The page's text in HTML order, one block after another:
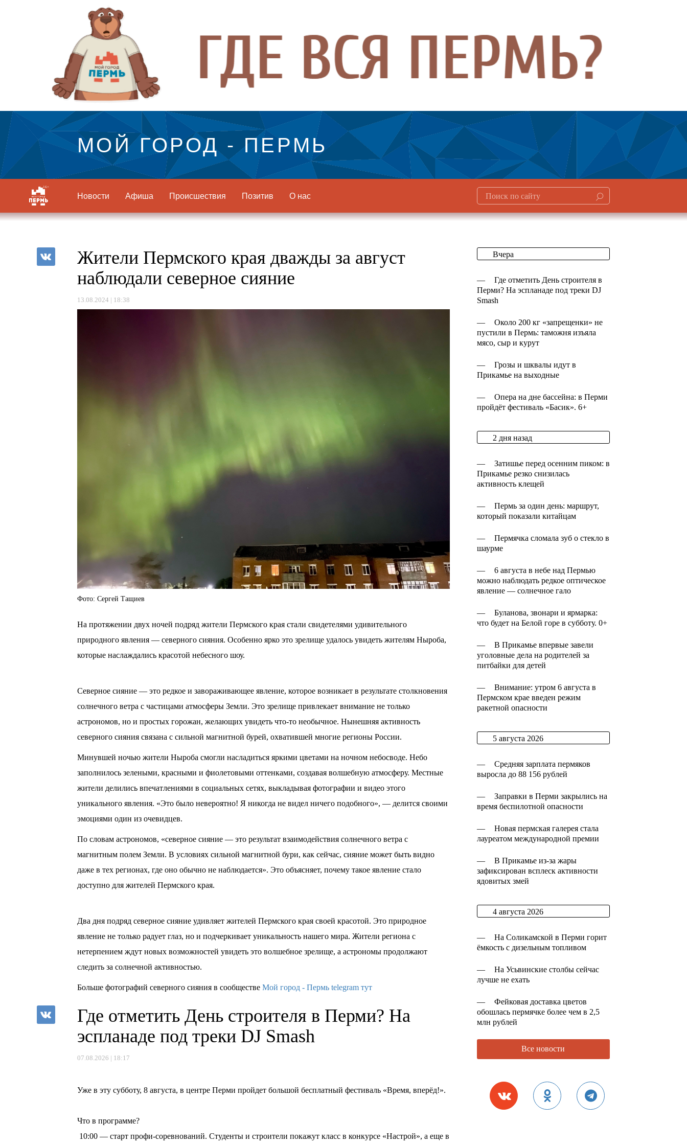
МОЙ ГОРОД - ПЕРМЬ
Новости Афиша Происшествия Позитив О нас
Жители Пермского края дважды за август
наблюдали северное сияние
13.08.2024 | 18:38
Фото: Сергей Тащиев
На протяжении двух ночей подряд жители Пермского края стали свидетелями удивительного
природного явления — северного сияния. Особенно ярко это зрелище удалось увидеть жителям Ныроба,
которые наслаждались красотой небесного шоу.
Северное сияние — это редкое и завораживающее явление, которое возникает в результате столкновения
солнечного ветра с частицами атмосферы Земли. Это зрелище привлекает внимание не только
астрономов, но и простых горожан, желающих увидеть что-то необычное. Нынешняя активность
северного сияния связана с сильной магнитной бурей, охватившей многие регионы России.
Минувшей ночью жители Ныроба смогли насладиться яркими цветами на ночном небосводе. Небо
заполнилось зелеными, красными и фиолетовыми оттенками, создавая волшебную атмосферу. Местные
жители делились впечатлениями в социальных сетях, выкладывая фотографии и видео этого
уникального явления. «Это было невероятно! Я никогда не видел ничего подобного», — делится своими
эмоциями один из очевидцев.
По словам астрономов, «северное сияние — это результат взаимодействия солнечного ветра с
магнитным полем Земли. В условиях сильной магнитной бури, как сейчас, сияние может быть видно
даже в тех регионах, где оно обычно не наблюдается». Это объясняет, почему такое явление стало
доступно для жителей Пермского края.
Два дня подряд северное сияние удивляет жителей Пермского края своей красотой. Это природное
явление не только радует глаз, но и подчеркивает уникальность нашего мира. Жители региона с
нетерпением ждут новых возможностей увидеть это волшебное зрелище, а астрономы продолжают
следить за солнечной активностью.
Больше фотографий северного сияния в сообществе Мой город - Пермь telegram тут
Где отметить День строителя в Перми? На
эспланаде под треки DJ Smash
07.08.2026 | 18:17
Уже в эту субботу, 8 августа, в центре Перми пройдет большой бесплатный фестиваль «Время, вперёд!».
Что в программе?
10:00 — старт профи-соревнований. Студенты и строители покажут класс в конкурсе «Настрой», а еще в
Вчера
—
Где отметить День строителя в
Перми? На эспланаде под треки DJ
Smash
—
Около 200 кг «запрещенки» не
пустили в Пермь: таможня изъяла
мясо, сыр и курут
—
Грозы и шквалы идут в
Прикамье на выходные
—
Опера на дне бассейна: в Перми
пройдёт фестиваль «Басик». 6+
2 дня назад
—
Затишье перед осенним пиком: в
Прикамье резко снизилась
активность клещей
—
Пермь за один день: маршрут,
который показали китайцам
—
Пермячка сломала зуб о стекло в
шаурме
—
6 августа в небе над Пермью
можно наблюдать редкое оптическое
явление — солнечное гало
—
Буланова, звонари и ярмарка:
что будет на Белой горе в субботу. 0+
—
В Прикамье впервые завели
уголовные дела на родителей за
питбайки для детей
—
Внимание: утром 6 августа в
Пермском крае введен режим
ракетной опасности
5 августа 2026
—
Средняя зарплата пермяков
выросла до 88 156 рублей
—
Заправки в Перми закрылись на
время беспилотной опасности
—
Новая пермская галерея стала
лауреатом международной премии
—
В Прикамье из-за жары
зафиксирован всплеск активности
ядовитых змей
4 августа 2026
—
На Соликамской в Перми горит
ёмкость с дизельным топливом
—
На Усьвинские столбы сейчас
лучше не ехать
—
Фейковая доставка цветов
обошлась пермячке более чем в 2,5
млн рублей
Все новости